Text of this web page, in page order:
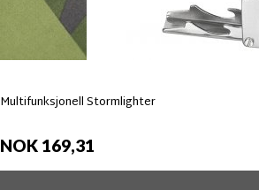
Multifunksjonell Stormlighter
NOK 169,31